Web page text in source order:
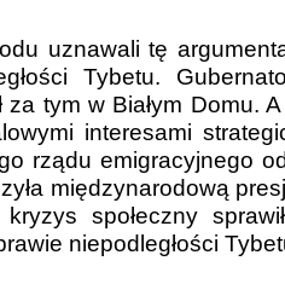
uznawali tę
Tybetu.
za tym w Białym Domu.
interesami
rządu emigracyjnego
międzynarodową
społeczny
niepodległości